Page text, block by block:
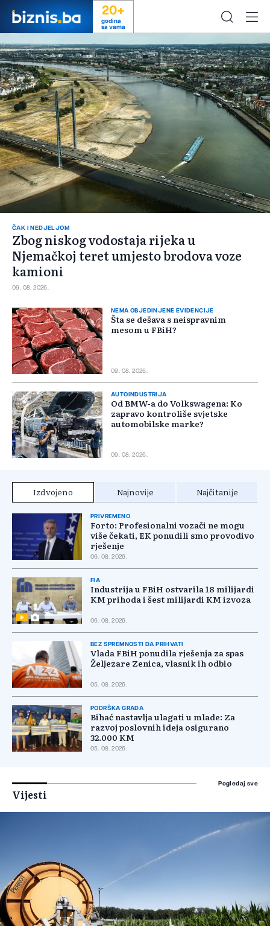
20+
godina
sa vama
ČAK I NEDJELJOM
Zbog niskog vodostaja rijeka u
Njemačkoj teret umjesto brodova voze
kamioni
09. 08. 2026.
NEMA OBJEDINJENE EVIDENCIJE
Šta se dešava s neispravnim
mesom u FBiH?
09. 08. 2026.
AUTOINDUSTRIJA
Od BMW-a do Volkswagena: Ko
zapravo kontroliše svjetske
automobilske marke?
09. 08. 2026.
Izdvojeno Najnovije Najčitanije
PRIVREMENO
Forto: Profesionalni vozači ne mogu
više čekati, EK ponudili smo provodivo
rješenje
06. 08. 2026.
FIA
Industrija u FBiH ostvarila 18 milijardi
KM prihoda i šest milijardi KM izvoza
06. 08. 2026.
BEZ SPREMNOSTI DA PRIHVATI
Vlada FBiH ponudila rješenja za spas
Željezare Zenica, vlasnik ih odbio
05. 08. 2026.
PODRŠKA GRADA
Bihać nastavlja ulagati u mlade: Za
razvoj poslovnih ideja osigurano
32.000 KM
05. 08. 2026.
Pogledaj sve
Vijesti